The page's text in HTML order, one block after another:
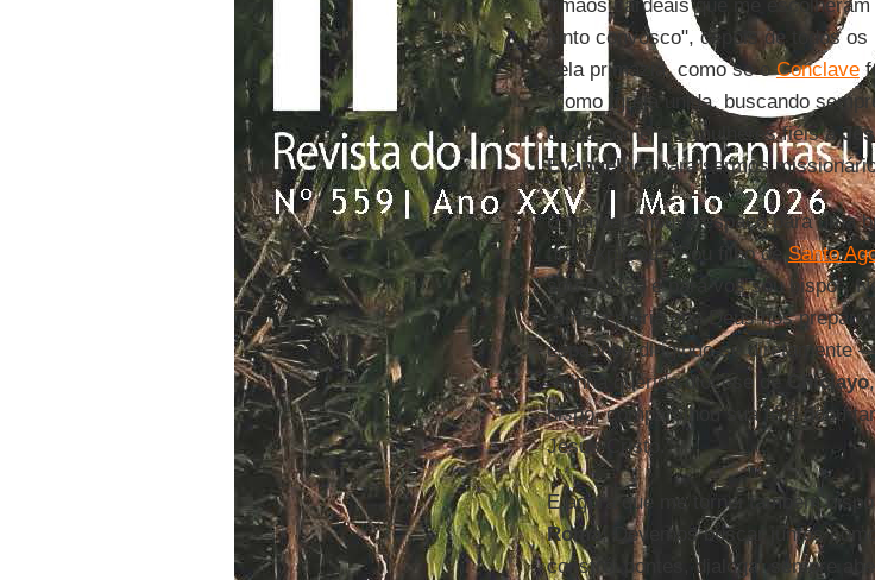
irmãos cardeais que me
junto convosco", depois de todos
pela primazia, como se oConclave
“como Igreja unida, buscando
como homens e mulheres fiéis a
Evangelho, para sermos
E também houve espaço para uma
nos explicou: "Sou filho deSanto
sou cristão e para vós sou bispo”.
rumo à pátria que Deus nos
espanhol, dirigindo-se diretamente
"minha querida diocese de
Chiclayo
bispo, compartilhou sua fé e doou
Jesus Cristo."
E agora que me tornei também
Roma! Devemos buscar juntos
constrói pontes, dialoga, sempre